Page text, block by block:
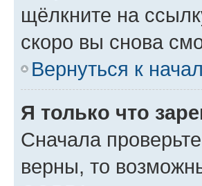
щёлкните на
скоро вы снова
Вернуться к
Я только что
Сначала
верны, то